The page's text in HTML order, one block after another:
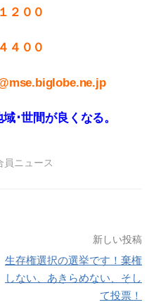
２００
４００
･世間が良くなる。
員ニュース
新しい投稿
生存権選択の選挙です！棄権
しない、あきらめない、そし
て投票！